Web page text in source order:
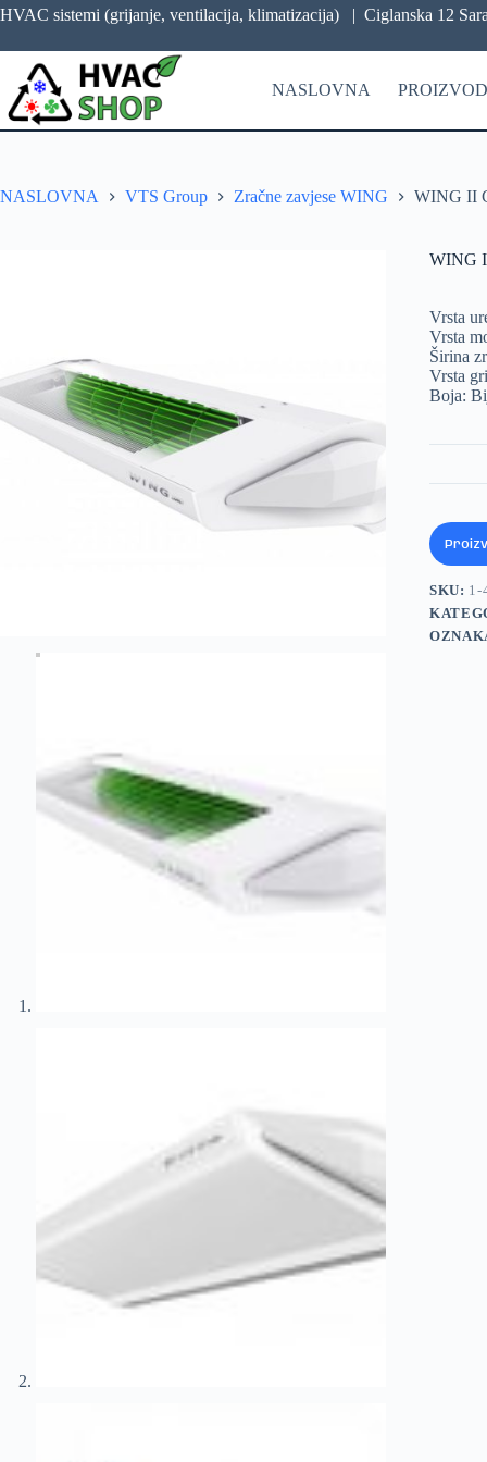
HVAC sistemi (grijanje, ventilacija, klimatizacija) | Ciglanska 12
NASLOVNA
NASLOVNA VTS Group Zračne zavjese WING WING II
WING
Vrsta
Vrsta
Širina
Vrsta
Boja:
SKU: 1-